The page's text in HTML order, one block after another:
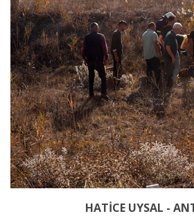
HATİCE UYSAL -